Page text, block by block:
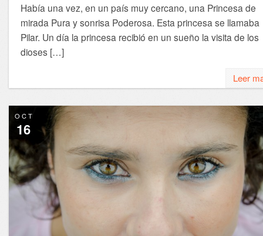
Había una vez, en un país muy cercano, una Princesa de
mirada Pura y sonrisa Poderosa. Esta princesa se llamaba
Pilar. Un día la princesa recibió en un sueño la visita de los
dioses […]
Leer
OCT
16